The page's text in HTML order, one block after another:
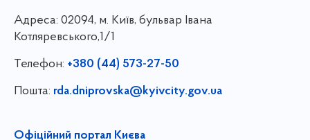
Адреса: 02094, м. Київ, бульвар Івана
Котляревського,1/1
Телефон: +380 (44) 573-27-50
Пошта: rda.dniprovska@kyivcity.gov.ua
Офіційний портал Києва